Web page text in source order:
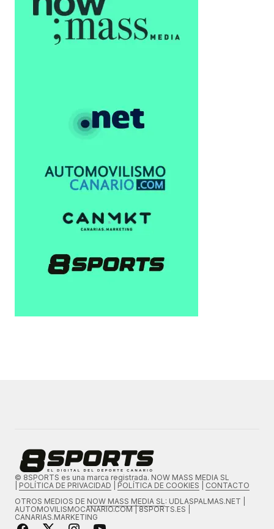
© 8SPORTS es una marca registrada. NOW MASS MEDIA SL
POLÍTICA DE PRIVACIDAD POLÍTICA DE COOKIES
CONTACTO
OTROS MEDIOS DE NOW MASS MEDIA SL: UDLASPALMAS.NET |
AUTOMOVILISMOCANARIO.COM | 8SPORTS.ES |
CANARIAS.MARKETING